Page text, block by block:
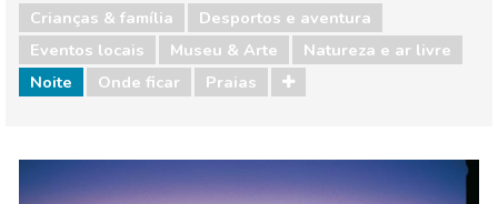
Crianças & família
Desportos e aventura
Eventos locais
Museu & Arte
Natureza e ar livre
Noite
Onde ficar Praias
Comida & Restaurantes
Compras